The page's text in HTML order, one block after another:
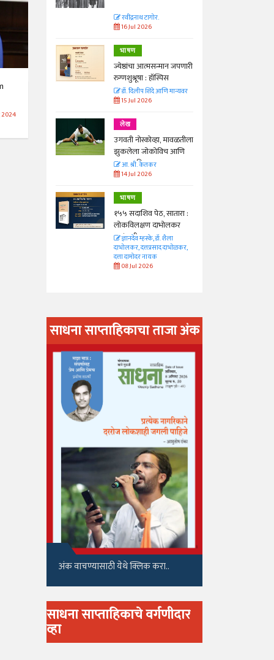
2024
जपणारी
मान्यवर
रवींद्रनाथ टागोर.
16 Jul 2026
भाषण
ज्येष्ठांचा आत्मसन्मान जपणारी
रुग्णशुश्रूषा : हॉस्पिस
डॉ. दिलीप शिंदे आणि मान्यवर
15 Jul 2026
लेख
उगवती नोस्कोव्हा, मावळतीला
झुकलेला जोकोविच आणि
दरम्यान विम्बल्डन
आ. श्री. केतकर
14 Jul 2026
भाषण
१५५ सदाशिव पेठ, सातारा :
लोकविलक्षण दाभोलकर
कुटुंबाची कथा
ज्ञानदेव म्हस्के, डॉ. शैला
दाभोलकर, दत्तप्रसाद दाभोळकर,
दत्ता दामोदर नायक
08 Jul 2026
साधना साप्ताहिकाचा ताजा अंक
अंक वाचण्यासाठी येथे क्लिक करा..
साधना साप्ताहिकाचे वर्गणीदार
व्हा